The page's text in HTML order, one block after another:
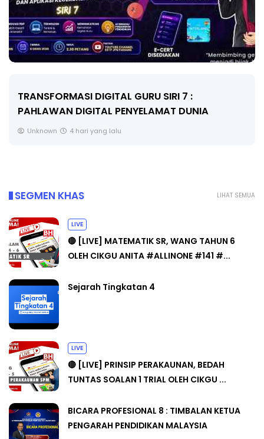
MAJLIS ANUGERAH FFK (FESTIVAL LENSA
PENDIDIKAN - FLeP) 2026
Unknown 5 hari yang lalu
LIHAT SEMUA
SEGMEN KHAS
LIVE
🔴 [LIVE] MATEMATIK SR, WANG TAHUN 6
OLEH CIKGU ANITA #ALLINONE #141 #...
Sejarah Tingkatan 4
LIVE
🔴 [LIVE] PRINSIP PERAKAUNAN, BEDAH
TUNTAS SOALAN 1 TRIAL OLEH CIKGU ...
BICARA PROFESIONAL 8 : TIMBALAN KETUA
PENGARAH PENDIDIKAN MALAYSIA